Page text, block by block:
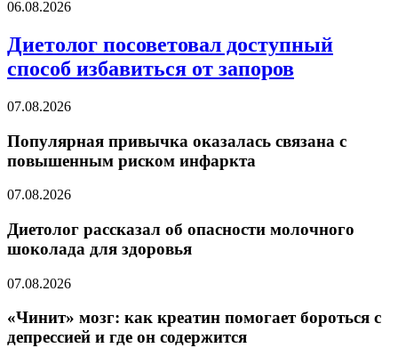
06.08.2026
Диетолог посоветовал доступный
способ избавиться от запоров
07.08.2026
Популярная привычка оказалась связана с
повышенным риском инфаркта
07.08.2026
Диетолог рассказал об опасности молочного
шоколада для здоровья
07.08.2026
«Чинит» мозг: как креатин помогает бороться с
депрессией и где он содержится